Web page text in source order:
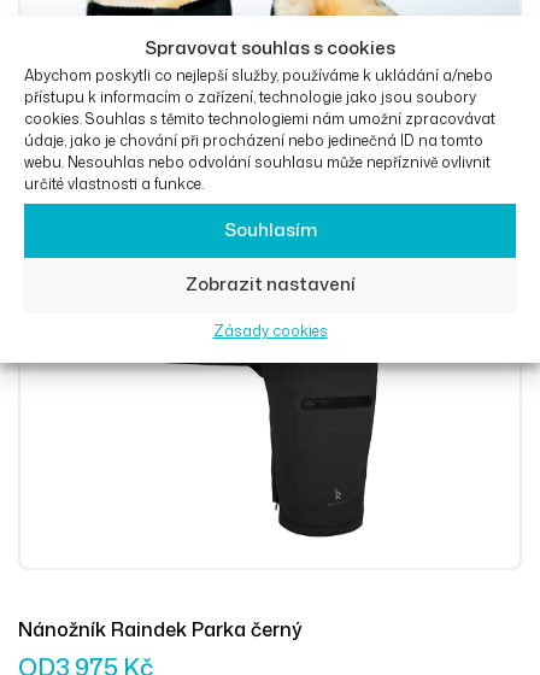
Spravovat souhlas s cookies
Abychom poskytli co nejlepší služby, používáme k ukládání a/nebo
přístupu k informacím o zařízení, technologie jako jsou soubory
cookies. Souhlas s těmito technologiemi nám umožní zpracovávat
údaje, jako je chování při procházení nebo jedinečná ID na tomto
webu. Nesouhlas nebo odvolání souhlasu může nepříznivě ovlivnit
určité vlastnosti a funkce.
Souhlasím
Zobrazit nastavení
Zásady cookies
Rehabilitační boty nad kotníky černé
OD3 728Kč
Nánožník Raindek Parka černý
OD3 975 Kč